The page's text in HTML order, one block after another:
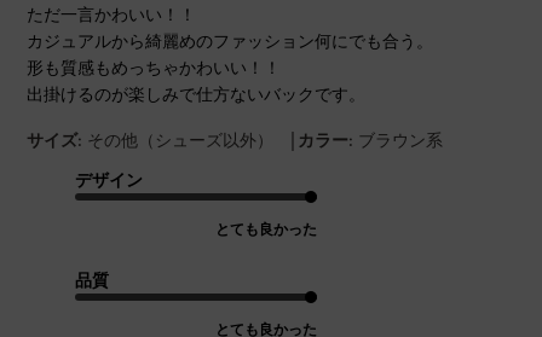
ただ一言かわいい！！
カジュアルから綺麗めのファッション何にでも合う。
形も質感もめっちゃかわいい！！
出掛けるのが楽しみで仕方ないバックです。
サイズ: その他（シューズ以外） | カラー: ブラウン系
デザイン
とても良かった
品質
とても良かった